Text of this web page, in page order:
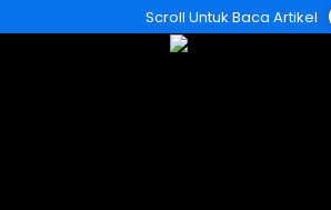
ke
Scroll Untuk Baca Artikel